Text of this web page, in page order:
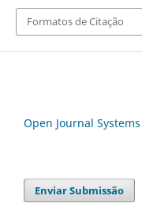
Formatos de Citação
Open Journal Systems
Enviar Submissão